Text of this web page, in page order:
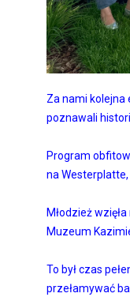
Za nami kolejna
poznawali
Program
na
Młodzież
Muzeum
To był czas
przełamywać